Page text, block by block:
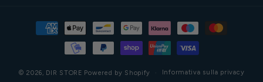
Metodi
pagamento
© 2026, DIR STORE Powered by Shopify Informativa sulla privacy